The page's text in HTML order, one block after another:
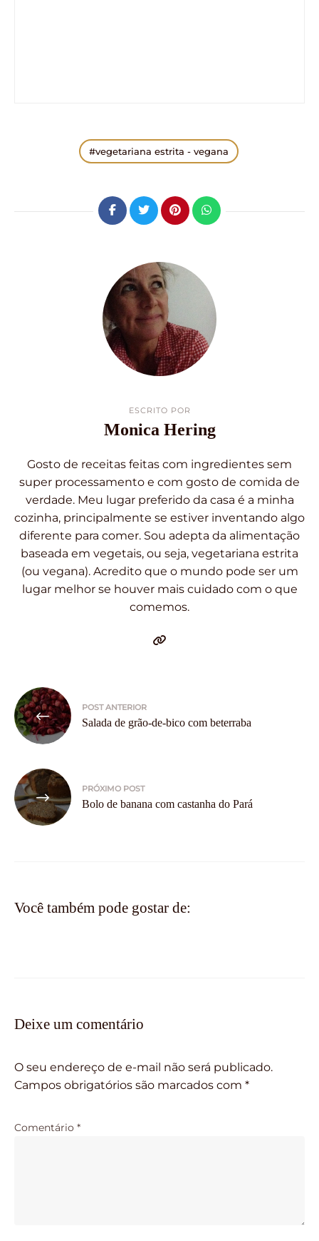
vegetariana estrita - vegana
ESCRITO POR
Monica Hering
Gosto de receitas feitas com ingredientes sem
super processamento e com gosto de comida de
verdade. Meu lugar preferido da casa é a minha
cozinha, principalmente se estiver inventando algo
diferente para comer. Sou adepta da alimentação
baseada em vegetais, ou seja, vegetariana estrita
(ou vegana). Acredito que o mundo pode ser um
lugar melhor se houver mais cuidado com o que
comemos.
Navegação
de
Post
POST ANTERIOR
Salada de grão-de-bico com beterraba
PRÓXIMO POST
Bolo de banana com castanha do Pará
Você também pode gostar de:
Deixe um comentário
O seu endereço de e-mail não será publicado.
Campos obrigatórios são marcados com *
Comentário *